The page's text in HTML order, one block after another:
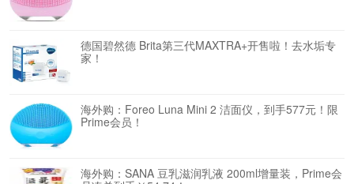
德国碧然德 Brita第三代MAXTRA+开售啦！去水垢专
家！
海外购：Foreo Luna Mini 2 洁面仪，到手577元！限
Prime会员！
海外购：SANA 豆乳滋润乳液 200ml增量装，Prime会